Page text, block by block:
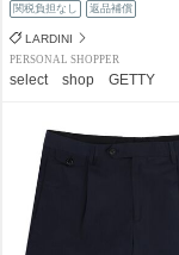
関税負担なし 返品補償
LARDINI
PERSONAL SHOPPER
select shop GETTY